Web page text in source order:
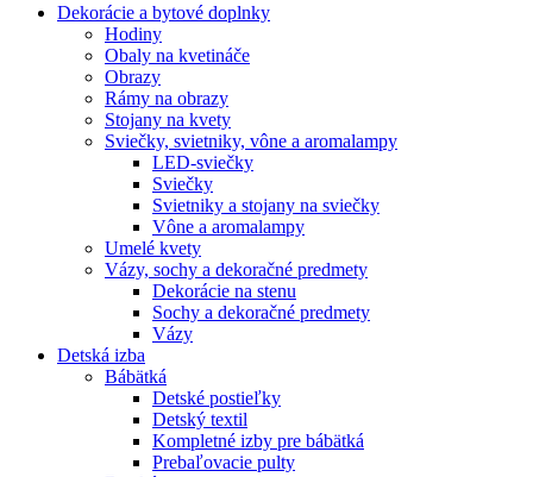
Dekorácie a bytové doplnky
Hodiny
Obaly na kvetináče
Obrazy
Rámy na obrazy
Stojany na kvety
Sviečky, svietniky, vône a aromalampy
LED-sviečky
Sviečky
Svietniky a stojany na sviečky
Vône a aromalampy
Umelé kvety
Vázy, sochy a dekoračné predmety
Dekorácie na stenu
Sochy a dekoračné predmety
Vázy
Detská izba
Bábätká
Detské postieľky
Detský textil
Kompletné izby pre bábätká
Prebaľovacie pulty